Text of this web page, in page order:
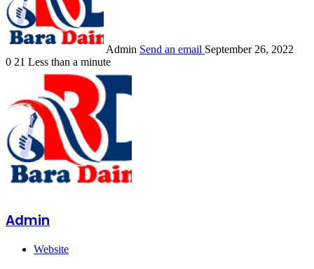
Admin Send an email September 26, 2022
0 21 Less than a minute
Admin
Website